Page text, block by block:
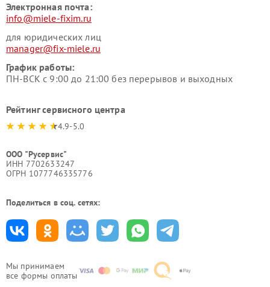
Мы принимаем
все формы оплаты
Электронная почта:
info@miele-fixim.ru
для юридических лиц
manager@fix-miele.ru
График работы:
ПН-ВСК с 9:00 до 21:00 без перерывов и выходных
Рейтинг сервисного центра
4.9-5.0
ООО "Русервис"
ИНН 7702633247
ОГРН 1077746335776
Поделиться в соц. сетях: